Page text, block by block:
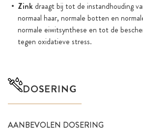
Zink draagt bij tot de instandhouding
normaal haar, normale botten en
normale eiwitsynthese en tot de
tegen oxidatieve stress.
DOSERING
AANBEVOLEN DOSERING